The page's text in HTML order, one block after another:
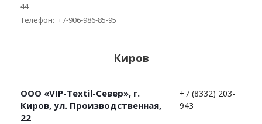
44
Телефон: +7-906-986-85-95
Киров
ООО «VIP-Textil-Север», г.
Киров, ул. Производственная,
22
+7 (8332) 203-
943